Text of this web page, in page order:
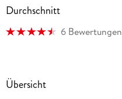
Durchschnitt
6 Bewertungen
Übersicht